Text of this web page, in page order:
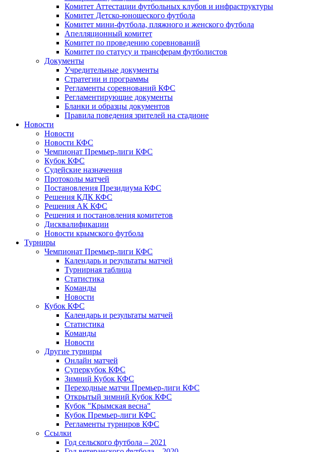
Комитет Аттестации футбольных клубов и инфраструктуры
Комитет Детско-юношеского футбола
Комитет мини-футбола, пляжного и женского футбола
Апелляционный комитет
Комитет по проведению соревнований
Комитет по статусу и трансферам футболистов
Документы
Учредительные документы
Стратегии и программы
Регламенты соревнований КФС
Регламентирующие документы
Бланки и образцы документов
Правила поведения зрителей на стадионе
Новости
Новости
Новости КФС
Чемпионат Премьер-лиги КФС
Кубок КФС
Судейские назначения
Протоколы матчей
Постановления Президиума КФС
Решения КДК КФС
Решения АК КФС
Решения и постановления комитетов
Дисквалификации
Новости крымского футбола
Турниры
Чемпионат Премьер-лиги КФС
Календарь и результаты матчей
Турнирная таблица
Статистика
Команды
Новости
Кубок КФС
Календарь и результаты матчей
Статистика
Команды
Новости
Другие турниры
Онлайн матчей
Суперкубок КФС
Зимний Кубок КФС
Переходные матчи Премьер-лиги КФС
Открытый зимний Кубок КФС
Кубок "Крымская весна"
Кубок Премьер-лиги КФС
Регламенты турниров КФС
Ссылки
Год сельского футбола – 2021